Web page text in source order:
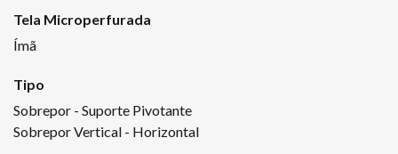
Tela Microperfurada
Ímã
Tipo
Sobrepor - Suporte Pivotante
Sobrepor Vertical - Horizontal